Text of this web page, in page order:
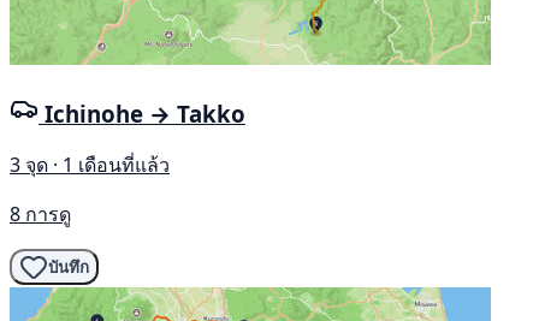
Ichinohe → Takko
3 จุด · 1 เดือนที่แล้ว
8 การดู
บันทึก